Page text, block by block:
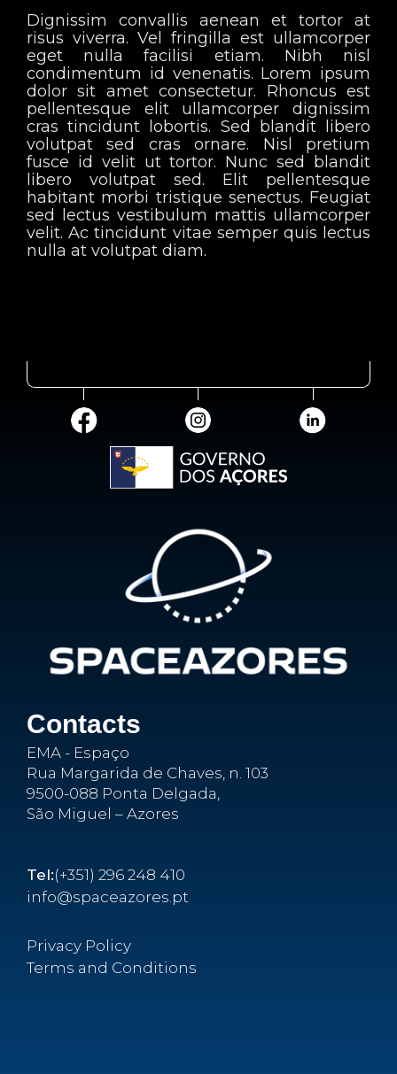
Dignissim convallis aenean et tortor at
risus viverra. Vel fringilla est ullamcorper
eget nulla facilisi etiam. Nibh nisl
condimentum id venenatis. Lorem ipsum
dolor sit amet consectetur. Rhoncus est
pellentesque elit ullamcorper dignissim
cras tincidunt lobortis. Sed blandit libero
volutpat sed cras ornare. Nisl pretium
fusce id velit ut tortor. Nunc sed blandit
libero volutpat sed. Elit pellentesque
habitant morbi tristique senectus. Feugiat
sed lectus vestibulum mattis ullamcorper
velit. Ac tincidunt vitae semper quis lectus
nulla at volutpat diam.
Contacts
EMA - Espaço
Rua Margarida de Chaves, n. 103
9500-088 Ponta Delgada,
São Miguel – Azores
Tel:(+351) 296 248 410
info@spaceazores.pt
Privacy Policy
Terms and Conditions